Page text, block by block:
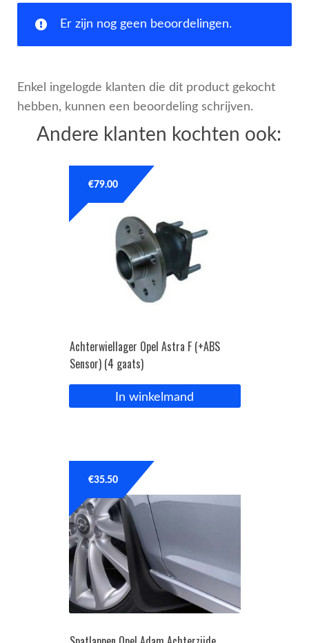
Er zijn nog geen beoordelingen.
Enkel ingelogde klanten die dit product gekocht
hebben, kunnen een beoordeling schrijven.
Andere klanten kochten ook:
Achterwiellager Opel Astra F (+ABS
Sensor) (4 gaats)
€79.00
In winkelmand
€35.50